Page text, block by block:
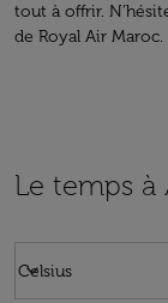
tout à offrir.
de Royal Air Maroc.
Le temps à
Celsius
keyboard_arrow_down